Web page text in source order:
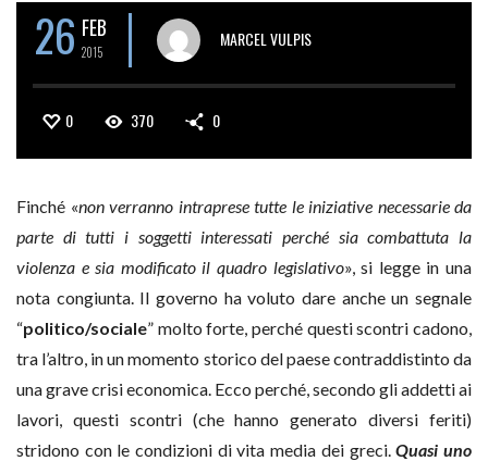
26 FEB
2015
MARCEL VULPIS
0 370 0
Finché «non verranno intraprese tutte le iniziative necessarie da
parte di tutti i soggetti interessati perché sia combattuta la
violenza e sia modificato il quadro legislativo», si legge in una
nota congiunta. Il governo ha voluto dare anche un segnale
“politico/sociale” molto forte, perché questi scontri cadono,
tra l’altro, in un momento storico del paese contraddistinto da
una grave crisi economica. Ecco perché, secondo gli addetti ai
lavori, questi scontri (che hanno generato diversi feriti)
stridono con le condizioni di vita media dei greci.Quasi uno